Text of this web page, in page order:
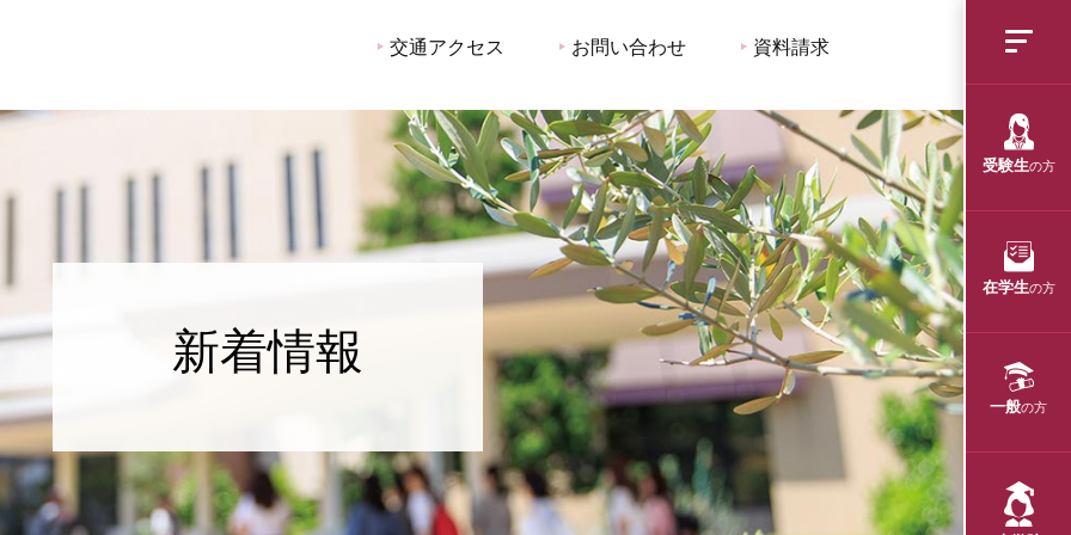
受験生の方
在学生の方
一般の方
交通アクセス
お問い合わせ 資料請求
新着情報